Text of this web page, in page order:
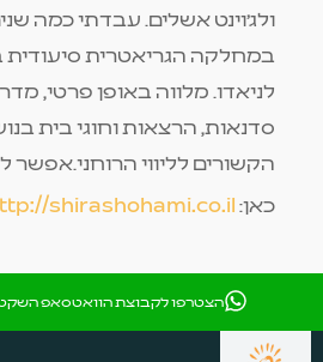
ולג'וינט אשלים. עבדתי כמה
במחלקה הגריאטרית סיעודית
לניאדו. מלווה באופן פרטי,
סדנאות, הרצאות וחוגי בית
הקשורים לליווי הרוחני.אפשר
כאן:shirashohami.co.il/
הצטרפו לקבוצת הוואטסאפ